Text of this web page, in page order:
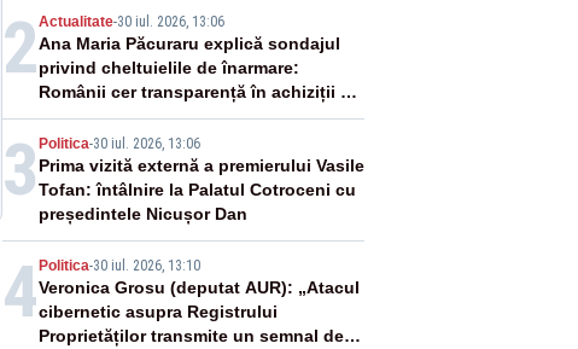
2Actualitate-30 iul. 2026, 13:06
Ana Maria Păcuraru explică sondajul
privind cheltuielile de înarmare:
Românii cer transparență în achiziții și
un echilibru între partenerii externi
3 Politica-30 iul. 2026, 13:06
Prima vizită externă a premierului Vasile
Tofan: întâlnire la Palatul Cotroceni cu
președintele Nicușor Dan
4 Politica-30 iul. 2026, 13:10
Veronica Grosu (deputat AUR): „Atacul
cibernetic asupra Registrului
Proprietăților transmite un semnal de